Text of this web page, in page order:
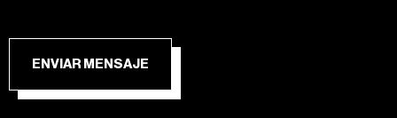
ENVIAR MENSAJE